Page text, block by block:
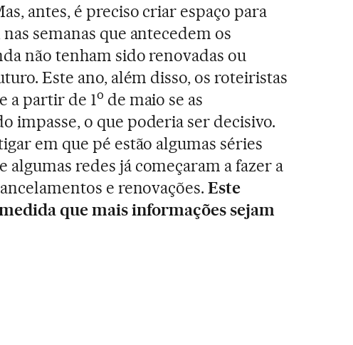
antes, é preciso criar espaço para
semanas que antecedem os
não tenham sido renovadas ou
Este ano, além disso, os roteiristas
a partir de 1o de maio se as
impasse, o que poderia ser decisivo.
em que pé estão algumas séries
redes já começaram a fazer a
e renovações.Este
que mais informações sejam